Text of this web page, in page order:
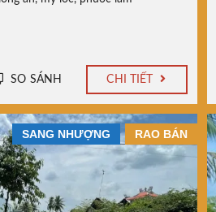
SO SÁNH CHI TIẾT
RAO BÁN
SANG NHƯỢNG